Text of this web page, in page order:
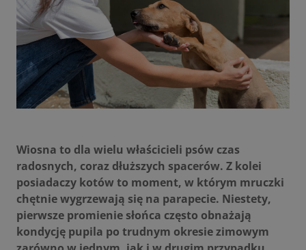
Wiosna to dla wielu właścicieli psów czas
radosnych, coraz dłuższych spacerów. Z kolei
posiadaczy kotów to moment, w którym mruczki
chętnie wygrzewają się na parapecie. Niestety,
pierwsze promienie słońca często obnażają
kondycję pupila po trudnym okresie zimowym